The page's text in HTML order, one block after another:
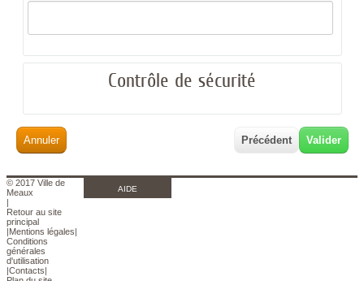
Contrôle de sécurité
Précédent
Annuler
© 2017 Ville de
Meaux
Retour au site
principal
Mentions légales
Conditions
générales
d'utilisation
Contacts
AIDE